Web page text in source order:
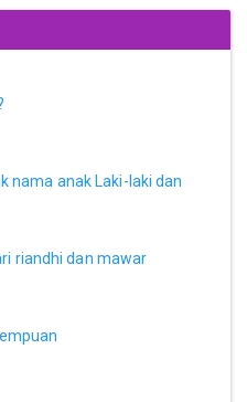
nama anak Laki-laki dan
riandhi dan mawar